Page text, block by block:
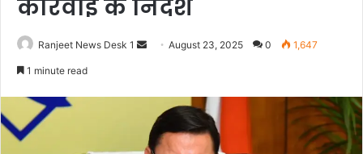
कार्रवाई के निर्देश
Ranjeet News Desk 1
n
August 23, 2025 0 1,647
1 minute read